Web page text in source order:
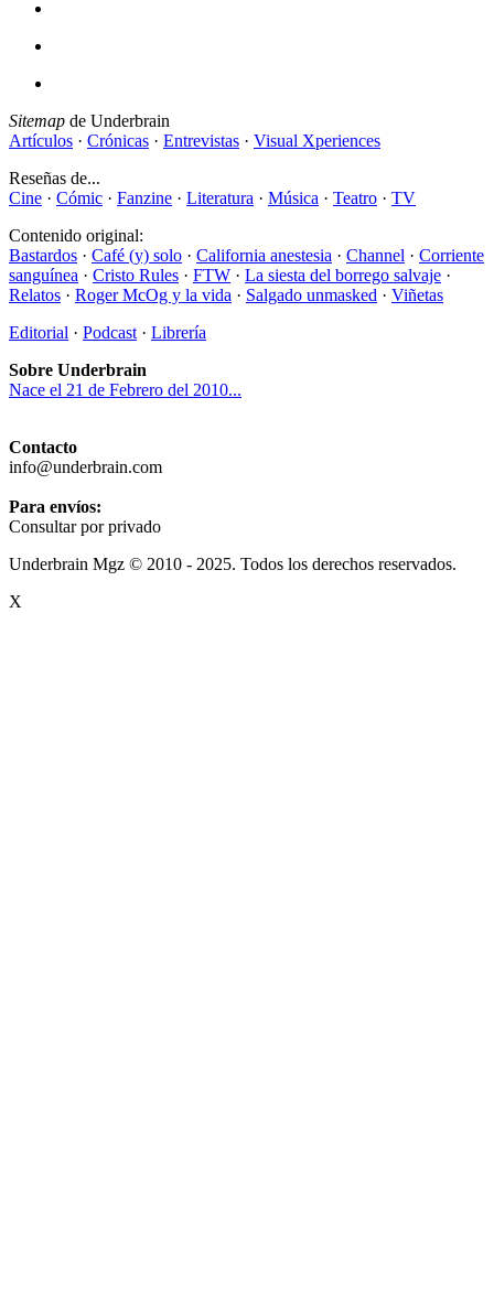
Sitemap de Underbrain
Artículos · Crónicas · Entrevistas · Visual Xperiences
Reseñas de...
Cine · Cómic · Fanzine · Literatura · Música · Teatro · TV
Contenido original:
Bastardos · Café (y) solo · California anestesia · Channel · Corriente
sanguínea · Cristo Rules · FTW · La siesta del borrego salvaje ·
Relatos · Roger McOg y la vida · Salgado unmasked · Viñetas
Editorial · Podcast · Librería
Sobre Underbrain
Nace el 21 de Febrero del 2010...
Contacto
info@underbrain.com
Para envíos:
Consultar por privado
Underbrain Mgz © 2010 - 2025. Todos los derechos reservados.
X